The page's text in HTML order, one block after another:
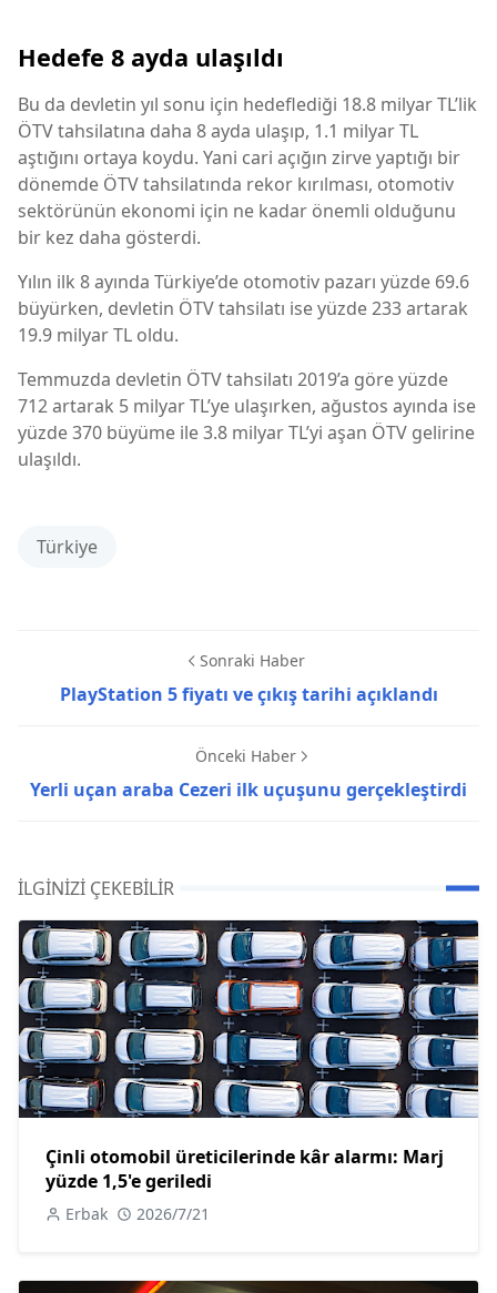
Hedefe 8 ayda ulaşıldı
Bu da devletin yıl sonu için hedeflediği 18.8 milyar TL’lik
ÖTV tahsilatına daha 8 ayda ulaşıp, 1.1 milyar TL
aştığını ortaya koydu. Yani cari açığın zirve yaptığı bir
dönemde ÖTV tahsilatında rekor kırılması, otomotiv
sektörünün ekonomi için ne kadar önemli olduğunu
bir kez daha gösterdi.
Yılın ilk 8 ayında Türkiye’de otomotiv pazarı yüzde 69.6
büyürken, devletin ÖTV tahsilatı ise yüzde 233 artarak
19.9 milyar TL oldu.
Temmuzda devletin ÖTV tahsilatı 2019’a göre yüzde
712 artarak 5 milyar TL’ye ulaşırken, ağustos ayında ise
yüzde 370 büyüme ile 3.8 milyar TL’yi aşan ÖTV gelirine
ulaşıldı.
Türkiye
Sonraki Haber
PlayStation 5 fiyatı ve çıkış tarihi açıklandı
Önceki Haber
Yerli uçan araba Cezeri ilk uçuşunu gerçekleştirdi
İLGINIZI ÇEKEBILIR
Çinli otomobil üreticilerinde kâr alarmı: Marj
yüzde 1,5'e geriledi
Erbak 2026/7/21